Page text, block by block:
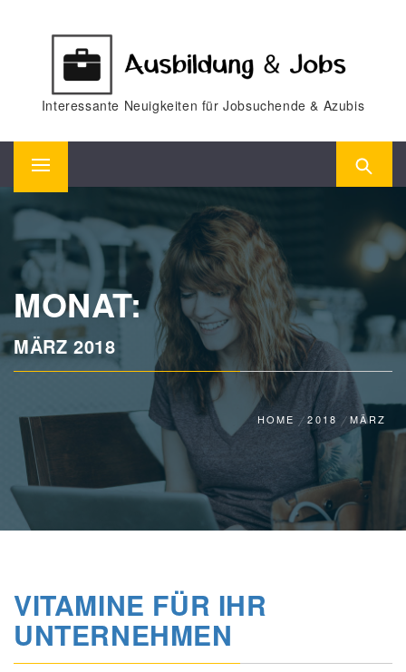
Interessante Neuigkeiten für Jobsuchende & Azubis
Primary
Menu
MONAT:
MÄRZ 2018
HOME 2018 MÄRZ
VITAMINE FÜR IHR
UNTERNEHMEN